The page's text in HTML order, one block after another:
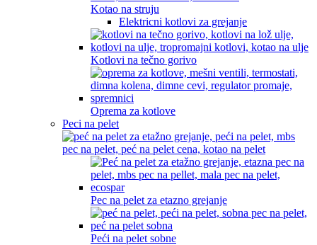
Kotao na struju
Elektricni kotlovi za grejanje
Kotlovi na tečno gorivo
Oprema za kotlove
Peci na pelet
Pec na pelet za etazno grejanje
Peći na pelet sobne